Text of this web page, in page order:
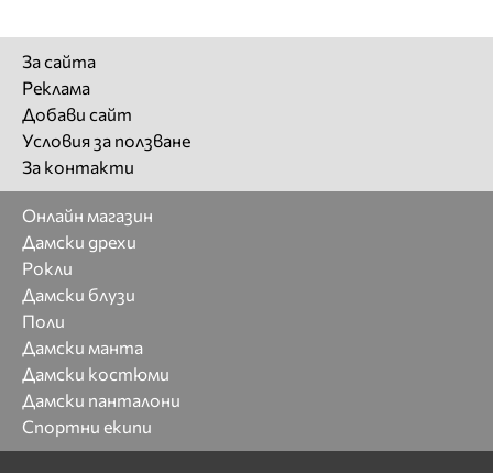
За сайта
Реклама
Добави сайт
Условия за ползване
За контакти
Онлайн магазин
Дамски дрехи
Рокли
Дамски блузи
Поли
Дамски манта
Дамски костюми
Дамски панталони
Спортни екипи